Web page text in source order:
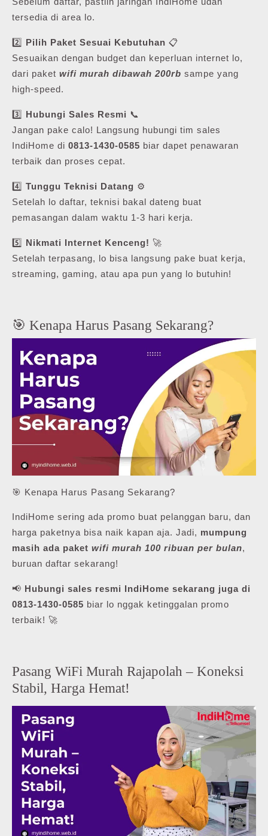
tersedia di area lo.
2️⃣ Pilih Paket Sesuai Kebutuhan 📋
Sesuaikan dengan budget dan keperluan internet lo,
dari paket wifi murah dibawah 200rb sampe yang
high-speed.
3️⃣ Hubungi Sales Resmi 📞
Jangan pake calo! Langsung hubungi tim sales
IndiHome di 0813-1430-0585 biar dapet penawaran
terbaik dan proses cepat.
4️⃣ Tunggu Teknisi Datang ⚙️
Setelah lo daftar, teknisi bakal dateng buat
pemasangan dalam waktu 1-3 hari kerja.
5️⃣ Nikmati Internet Kenceng! 🚀
Setelah terpasang, lo bisa langsung pake buat kerja,
streaming, gaming, atau apa pun yang lo butuhin!
🎯 Kenapa Harus Pasang Sekarang?
🎯 Kenapa Harus Pasang Sekarang?
IndiHome sering ada promo buat pelanggan baru, dan
harga paketnya bisa naik kapan aja. Jadi, mumpung
masih ada paket wifi murah 100 ribuan per bulan,
buruan daftar sekarang!
📢 Hubungi sales resmi IndiHome sekarang juga di
0813-1430-0585 biar lo nggak ketinggalan promo
terbaik! 🚀
Pasang WiFi Murah Rajapolah – Koneksi
Stabil, Harga Hemat!